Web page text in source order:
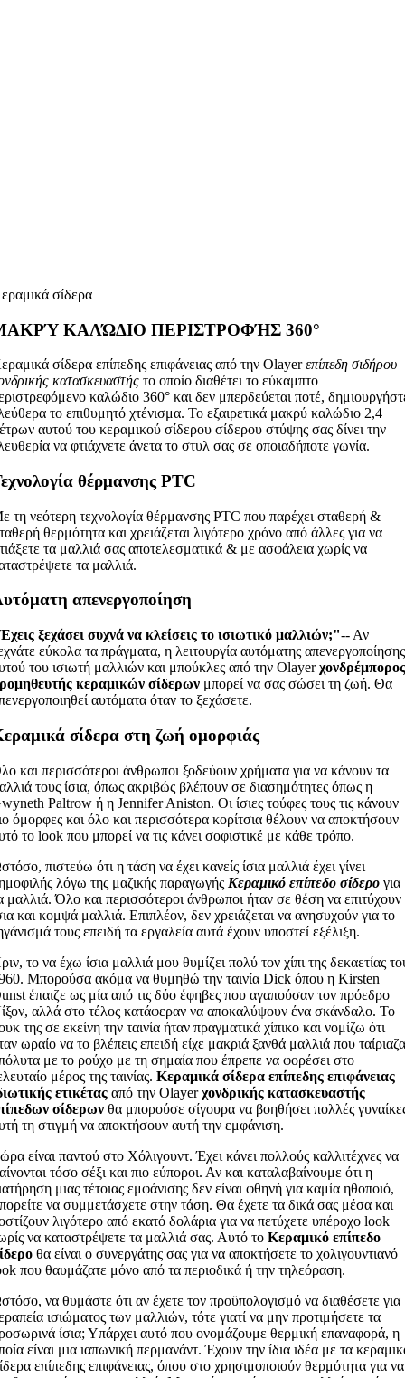
σίδερα
ΚΑΛΏΔΙΟ ΠΕΡΙΣΤΡΟΦΉΣ 360°
σίδερα επίπεδης επιφάνειας από την Olayerεπίπεδη σιδήρου
κατασκευαστής το οποίο διαθέτει το εύκαμπτο
καλώδιο 360° και δεν μπερδεύεται ποτέ,
το επιθυμητό χτένισμα. Το εξαιρετικά μακρύ καλώδιο 2,4
αυτού του κεραμικού σίδερου σίδερου στύψης σας δίνει την
να φτιάχνετε άνετα το στυλ σας σε οποιαδήποτε γωνία.
θέρμανσης PTC
τη νεότερη τεχνολογία θέρμανσης PTC που παρέχει σταθερή &
θερμότητα και χρειάζεται λιγότερο χρόνο από άλλες για να
τα μαλλιά σας αποτελεσματικά & με ασφάλεια χωρίς να
τα μαλλιά.
απενεργοποίηση
ξεχάσει συχνά να κλείσεις το ισιωτικό μαλλιών;"-- Αν
εύκολα τα πράγματα, η λειτουργία αυτόματης απενεργοποίησης
του ισιωτή μαλλιών και μπούκλες από την Olayer
κεραμικών σίδερων μπορεί να σας σώσει τη ζωή. Θα
αυτόματα όταν το ξεχάσετε.
σίδερα στη ζωή ομορφιάς
και περισσότεροι άνθρωποι ξοδεύουν χρήματα για να κάνουν τα
τους ίσια, όπως ακριβώς βλέπουν σε διασημότητες όπως η
Paltrow ή η Jennifer Aniston. Οι ίσιες τούφες τους τις κάνουν
όμορφες και όλο και περισσότερα κορίτσια θέλουν να αποκτήσουν
το look που μπορεί να τις κάνει σοφιστικέ με κάθε τρόπο.
πιστεύω ότι η τάση να έχει κανείς ίσια μαλλιά έχει γίνει
λόγω της μαζικής παραγωγής Κεραμικό επίπεδο σίδερο για
μαλλιά. Όλο και περισσότεροι άνθρωποι ήταν σε θέση να επιτύχουν
και κομψά μαλλιά. Επιπλέον, δεν χρειάζεται να ανησυχούν για το
τους επειδή τα εργαλεία αυτά έχουν υποστεί εξέλιξη.
το να έχω ίσια μαλλιά μου θυμίζει πολύ τον χίπι της δεκαετίας
Μπορούσα ακόμα να θυμηθώ την ταινία Dick όπου η Kirsten
έπαιζε ως μία από τις δύο έφηβες που αγαπούσαν τον πρόεδρο
αλλά στο τέλος κατάφεραν να αποκαλύψουν ένα σκάνδαλο. Το
της σε εκείνη την ταινία ήταν πραγματικά χίπικο και νομίζω ότι
ωραίο να το βλέπεις επειδή είχε μακριά ξανθά μαλλιά που
με το ρούχο με τη σημαία που έπρεπε να φορέσει στο
μέρος της ταινίας.Κεραμικά σίδερα επίπεδης επιφάνειας
ετικέτας από την Olayerχονδρικής κατασκευαστής
σίδερων θα μπορούσε σίγουρα να βοηθήσει πολλές
τη στιγμή να αποκτήσουν αυτή την εμφάνιση.
είναι παντού στο Χόλιγουντ. Έχει κάνει πολλούς καλλιτέχνες να
τόσο σέξι και πιο εύποροι. Αν και καταλαβαίνουμε ότι η
μιας τέτοιας εμφάνισης δεν είναι φθηνή για καμία ηθοποιό,
να συμμετάσχετε στην τάση. Θα έχετε τα δικά σας μέσα και
λιγότερο από εκατό δολάρια για να πετύχετε υπέροχο look
να καταστρέψετε τα μαλλιά σας. Αυτό τοΚεραμικό επίπεδο
θα είναι ο συνεργάτης σας για να αποκτήσετε το χολιγουντιανό
που θαυμάζατε μόνο από τα περιοδικά ή την τηλεόραση.
να θυμάστε ότι αν έχετε τον προϋπολογισμό να διαθέσετε για
ισιώματος των μαλλιών, τότε γιατί να μην προτιμήσετε τα
ίσια; Υπάρχει αυτό που ονομάζουμε θερμική επαναφορά, η
είναι μια ιαπωνική περμανάντ. Έχουν την ίδια ιδέα με τα
επίπεδης επιφάνειας, όπου στο χρησιμοποιούν θερμότητα για να